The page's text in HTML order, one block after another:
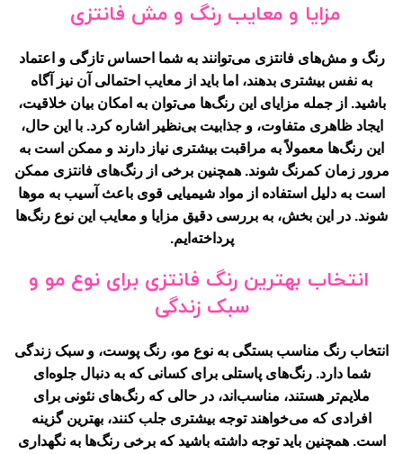
مزایا و معایب رنگ و مش فانتزی
رنگ و مش‌های فانتزی می‌توانند به شما احساس تازگی و اعتماد
به نفس بیشتری بدهند، اما باید از معایب احتمالی آن نیز آگاه
باشید. از جمله مزایای این رنگ‌ها می‌توان به امکان بیان خلاقیت،
ایجاد ظاهری متفاوت، و جذابیت بی‌نظیر اشاره کرد. با این حال،
این رنگ‌ها معمولاً به مراقبت بیشتری نیاز دارند و ممکن است به
مرور زمان کمرنگ شوند. همچنین برخی از رنگ‌های فانتزی ممکن
است به دلیل استفاده از مواد شیمیایی قوی باعث آسیب به موها
شوند. در این بخش، به بررسی دقیق مزایا و معایب این نوع رنگ‌ها
پرداخته‌ایم.
انتخاب بهترین رنگ فانتزی برای نوع مو و
سبک زندگی
انتخاب رنگ مناسب بستگی به نوع مو، رنگ پوست، و سبک زندگی
شما دارد. رنگ‌های پاستلی برای کسانی که به دنبال جلوه‌ای
ملایم‌تر هستند، مناسب‌اند، در حالی که رنگ‌های نئونی برای
افرادی که می‌خواهند توجه بیشتری جلب کنند، بهترین گزینه
است. همچنین باید توجه داشته باشید که برخی رنگ‌ها به نگهداری